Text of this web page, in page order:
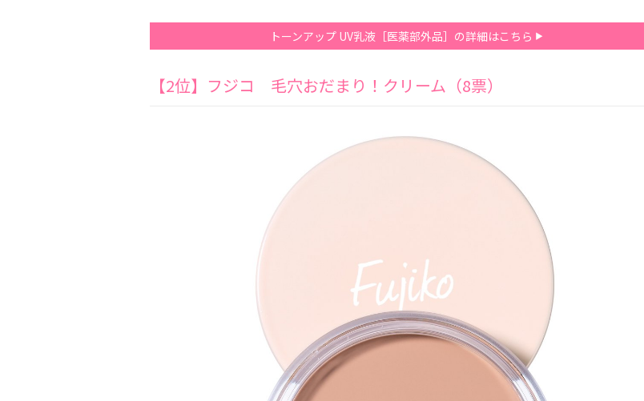
トーンアップ UV乳液［医薬部外品］の詳細はこちら
【2位】フジコ 毛穴おだまり！クリーム（8票）